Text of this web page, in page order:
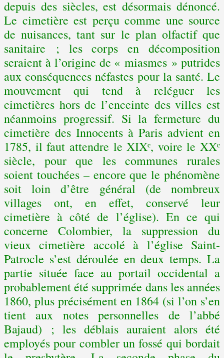
depuis des siècles, est désormais dénoncé.
Le cimetière est perçu comme une source
de nuisances, tant sur le plan olfactif que
sanitaire ; les corps en décomposition
seraient à l’origine de « miasmes » putrides
aux conséquences néfastes pour la santé. Le
mouvement qui tend à reléguer les
cimetières hors de l’enceinte des villes est
néanmoins progressif. Si la fermeture du
cimetière des Innocents à Paris advient en
1785, il faut attendre le XIXᵉ, voire le XXᵉ
siècle, pour que les communes rurales
soient touchées – encore que le phénomène
soit loin d’être général (de nombreux
villages ont, en effet, conservé leur
cimetière à côté de l’église). En ce qui
concerne Colombier, la suppression du
vieux cimetière accolé à l’église Saint-
Patrocle s’est déroulée en deux temps. La
partie située face au portail occidental a
probablement été supprimée dans les années
1860, plus précisément en 1864 (si l’on s’en
tient aux notes personnelles de l’abbé
Bajaud) ; les déblais auraient alors été
employés pour combler un fossé qui bordait